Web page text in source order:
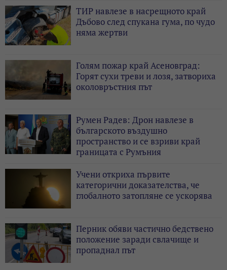
ТИР навлезе в насрещното край
Дъбово след спукана гума, по чудо
няма жертви
Голям пожар край Асеновград:
Горят сухи треви и лозя, затвориха
околовръстния път
Румен Радев: Дрон навлезе в
българското въздушно
пространство и се взриви край
границата с Румъния
Учени откриха първите
категорични доказателства, че
глобалното затопляне се ускорява
Перник обяви частично бедствено
положение заради свлачище и
пропаднал път